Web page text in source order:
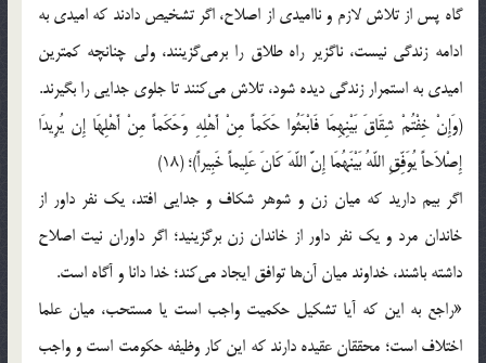
گاه پس از تلاش لازم و ناامیدی از اصلاح، اگر تشخیص دادند که امیدی به
ادامه زندگی نیست، ناگزیر راه طلاق را برمی‌گزینند، ولی چنانچه کمترین
امیدی به استمرار زندگی دیده شود، تلاش می‌کنند تا جلوی جدایی را بگیرند.
(وَإِنْ خِفْتُمْ شِقَاقَ بَیْنِهِمَا فَابْعَثُوا حَكَماً مِنْ أَهْلِهِ وَحَكَماً مِنْ أَهْلِهَا إِن یُرِیدَا
إِصْلاَحاً یُوَفِّقِ اللّهُ بَیْنَهُمَا إِنَّ اللّهَ كَانَ عَلِیماً خَبِیراً)؛ (18)
اگر بیم دارید که میان زن و شوهر شکاف و جدایی افتد، یک نفر داور از
خاندان مرد و یک نفر داور از خاندان زن برگزینید؛ اگر داوران نیت اصلاح
داشته باشند، خداوند میان آن‌ها توافق ایجاد می‌کند؛ خدا دانا و آگاه است.
«راجع به این که آیا تشکیل حکمیت واجب است یا مستحب، میان علما
اختلاف است؛ محققان عقیده دارند که این کار وظیفه حکومت است و واجب